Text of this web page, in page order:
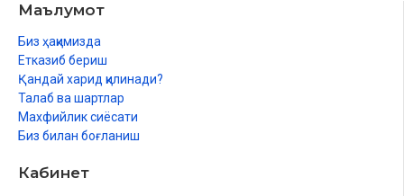
Маълумот
Биз ҳақимизда
Етказиб бериш
Қандай харид қилинади?
Талаб ва шартлар
Махфийлик сиёсати
Биз билан боғланиш
Кабинет